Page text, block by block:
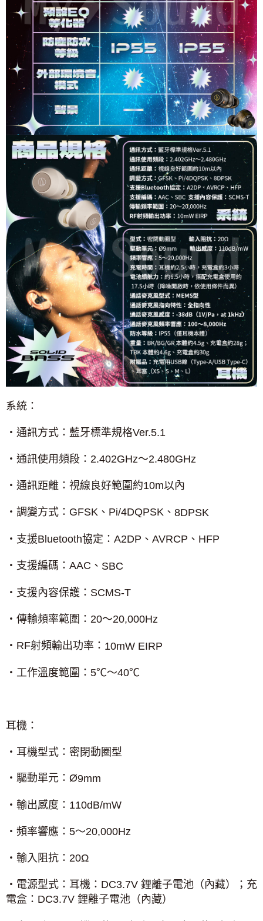
系統：
‧通訊方式：藍牙標準規格Ver.5.1
‧通訊使用頻段： 2.402GHz～2.480GHz
‧通訊距離：視線良好範圍約10m以內
‧調變方式： GFSK 、 Pi/4DQPSK 、 8DPSK
‧支援Bluetooth協定： A2DP 、 AVRCP 、 HFP
‧支援編碼： AAC 、 SBC
‧支援內容保護： SCMS-T
‧傳輸頻率範圍： 20～20,000Hz
‧ RF射頻輸出功率： 10mW EIRP
‧工作溫度範圍： 5℃～40℃
耳機：
‧耳機型式：密閉動圈型
‧驅動單元： Ø9mm
‧輸出感度： 110dB/mW
‧頻率響應： 5～20,000Hz
‧輸入阻抗： 20Ω
‧電源型式：耳機： DC3.7V 鋰離子電池（內藏）；充
電盒： DC3.7V 鋰離子電池（內藏）